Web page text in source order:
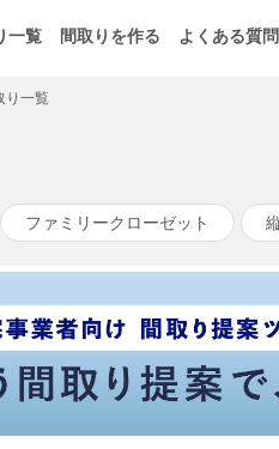
一覧 間取りを作る よくある質問
り一覧
ファミリークローゼット